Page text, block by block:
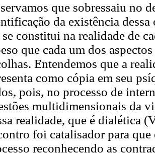
que sobressaiu no
da existência
se constitui na realidade de
que cada um dos
Entendemos que a
como cópia em seu
pois, no processo de
multidimensionais da
realidade, que é dialética
foi catalisador para que
reconhecendo as